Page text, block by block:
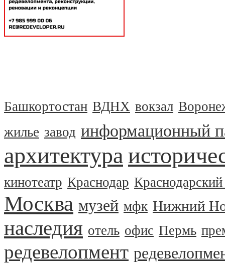
Башкортостан ВДНХ вокзал
жилье завод информационный
архитектура
кинотеатр Краснодар
Москва музей мфк Нижний
наследия отель офис Пермь
редевелопмент